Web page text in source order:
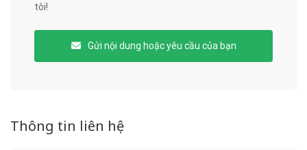
tôi!
Gửi nội dung hoặc yêu cầu của bạn
Thông tin liên hệ